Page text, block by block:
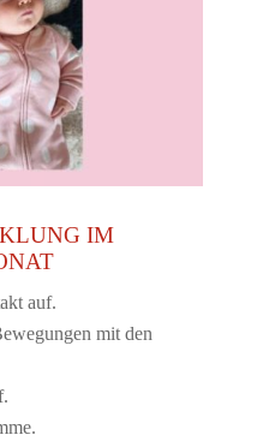
IM
auf.
mit den